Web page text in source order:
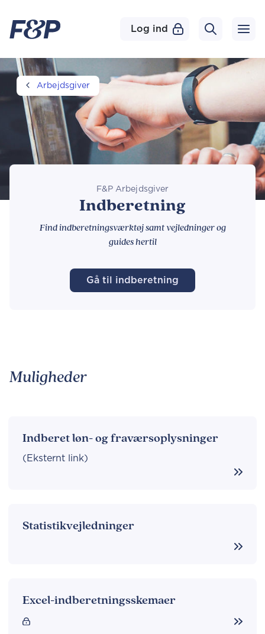
Log ind
Arbejdsgiver
F&P Arbejdsgiver
Indberetning
Find indberetningsværktøj samt vejledninger og
guides hertil
Gå til indberetning
Muligheder
Indberet løn- og fraværsoplysninger
(Eksternt link)
Statistikvejledninger
Excel-indberetningsskemaer